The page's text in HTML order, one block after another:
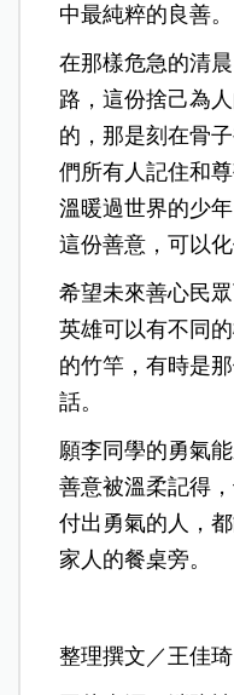
中最純粹的良善。
在那樣危急的清
路，這份捨己為
的，那是刻在骨
們所有人記住和
溫暖過世界的少
這份善意，可以
希望未來善心民
英雄可以有不同
的竹竿，有時是
話。
願李同學的勇氣
善意被溫柔記得
付出勇氣的人，
家人的餐桌旁。
整理撰文／王佳琦